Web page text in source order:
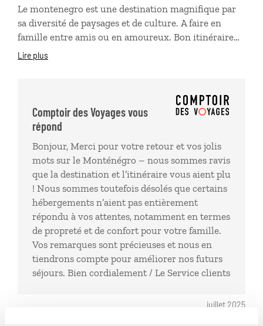
Le montenegro est une destination magnifique par
sa diversité de paysages et de culture. A faire en
famille entre amis ou en amoureux. Bon itinéraire
composé par l agence Attention cependant au choix
Lire plus
juillet 2025
Comptoir des Voyages vous
répond
Bonjour, Merci pour votre retour et vos jolis
mots sur le Monténégro – nous sommes ravis
que la destination et l’itinéraire vous aient plu
! Nous sommes toutefois désolés que certains
hébergements n’aient pas entièrement
répondu à vos attentes, notamment en termes
de propreté et de confort pour votre famille.
Vos remarques sont précieuses et nous en
tiendrons compte pour améliorer nos futurs
séjours. Bien cordialement / Le Service clients